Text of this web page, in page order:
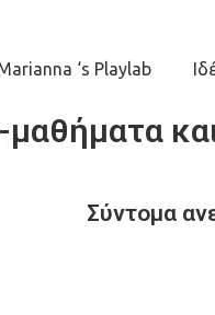
‘s Playlab
Σύντομα